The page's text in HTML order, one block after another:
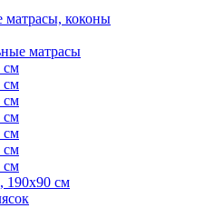
матрасы, коконы
матрасы
см
см
см
см
см
см
см
190х90 см